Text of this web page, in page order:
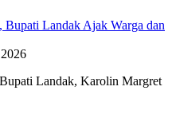
Landak Ajak Warga dan
Landak, Karolin Margret